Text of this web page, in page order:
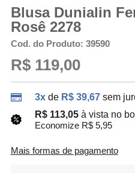
Blusa Dunialin
Rosê 2278
Cod. do Produto: 39590
R$ 119,00
3xde R$ 39,67 sem
R$ 113,05 à vista no
Economize R$ 5,95
Mais formas de pagamento